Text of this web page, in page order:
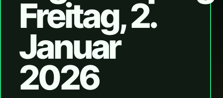
Freitag, 2.
Januar
2026